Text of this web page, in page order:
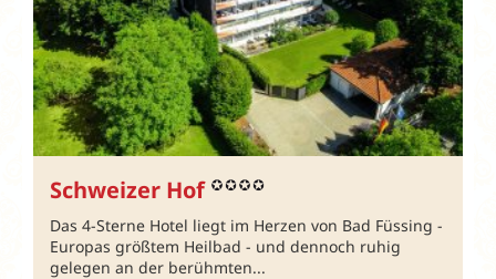
Schweizer Hof
Das 4-Sterne Hotel liegt im Herzen von Bad Füssing -
Europas größtem Heilbad - und dennoch ruhig
gelegen an der berühmten...